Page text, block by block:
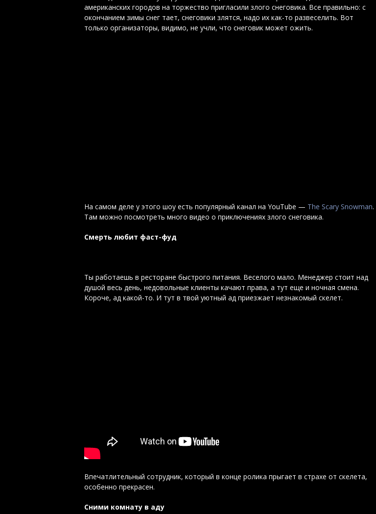
американских городов на торжество пригласили злого снеговика. Все правильно: с
окончанием зимы снег тает, снеговики злятся, надо их как-то развеселить. Вот
только организаторы, видимо, не учли, что снеговик может ожить.
На самом деле у этого шоу есть популярный канал на YouTube — The Scary Snowman.
Там можно посмотреть много видео о приключениях злого снеговика.
Смерть любит фаст-фуд
Ты работаешь в ресторане быстрого питания. Веселого мало. Менеджер стоит над
душой весь день, недовольные клиенты качают права, а тут еще и ночная смена.
Короче, ад какой-то. И тут в твой уютный ад приезжает незнакомый скелет.
Впечатлительный сотрудник, который в конце ролика прыгает в страхе от скелета,
особенно прекрасен.
Сними комнату в аду